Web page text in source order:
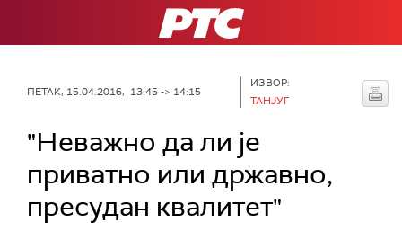
РТС
ПЕТАК, 15.04.2016, 13:45 -> 14:15
ИЗВОР:
ТАНЈУГ
"Неважно да ли је
приватно или државно,
пресудан квалитет"